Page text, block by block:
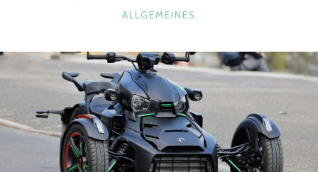
KATEGORIEN
ALLGEMEINES